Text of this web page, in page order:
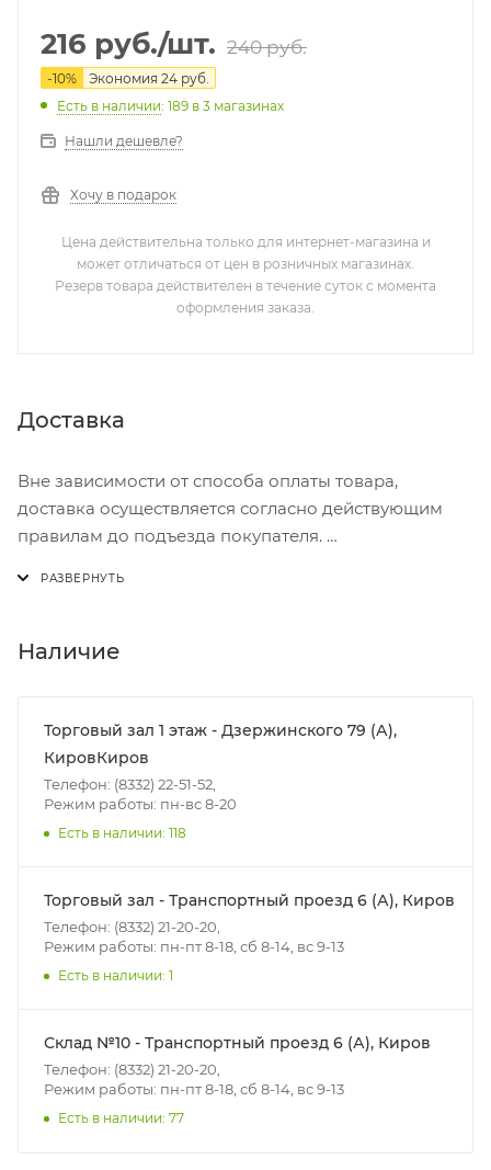
216 руб./шт. 240руб.
-10% Экономия 24 руб.
Есть в наличии: 189 в 3 магазинах
Нашли дешевле?
Хочу в подарок
Цена действительна только для интернет-магазина и
может отличаться от цен в розничных магазинах.
Резерв товара действителен в течение суток с момента
оформления заказа.
Доставка
Вне зависимости от способа оплаты товара,
доставка осуществляется согласно действующим
правилам до подъезда покупателя.
В субботу с 8:00 до 15:00
- зоны доставки;
- веса и габаритов товаров в заказе;
- количества торговых точек для погрузки товаров.
Границы доставки в черте города на выезд
• Дзержинского - Жуковского
• Ленина - 65 лет победы
• Московская - Ульяновская
• Производственная - Потребкооперации
• Щорса – Ульяновская
Доставка в Нововятский р-он, Коминтерн, Костино и
Заречную часть (от границы старого Моста через р.
Наличие
Торговый зал 1 этаж - Дзержинского 79 (А),
КировКиров
Телефон: (8332) 22-51-52,
Режим работы: пн-вс 8-20
Есть в наличии: 118
Торговый зал - Транспортный проезд 6 (А), Киров
Телефон: (8332) 21-20-20,
Режим работы: пн-пт 8-18, сб 8-14, вс 9-13
Есть в наличии: 1
Склад №10 - Транспортный проезд 6 (А), Киров
Телефон: (8332) 21-20-20,
Режим работы: пн-пт 8-18, сб 8-14, вс 9-13
Есть в наличии: 77